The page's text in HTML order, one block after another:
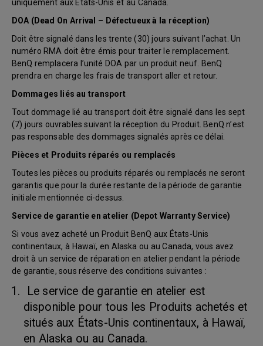
uniquement aux États-Unis et au Canada.
DOA (Dead On Arrival – Défectueux à la réception)
Doit être signalé dans les trente (30) jours suivant l’achat. Un
numéro RMA doit être émis pour traiter le remplacement.
BenQ remplacera l’unité DOA par un produit neuf. BenQ
prendra en charge les frais de transport aller et retour.
Dommages liés au transport
Tout dommage lié au transport doit être signalé dans les sept
(7) jours ouvrables suivant la réception du Produit. BenQ n’est
pas responsable des dommages signalés après ce délai.
Pièces et Produits réparés ou remplacés
Toutes les pièces ou produits réparés ou remplacés ne seront
garantis que pour la durée restante de la période de garantie
initiale mentionnée ci-dessus.
Service de garantie en atelier (Depot Warranty Service)
Si vous avez acheté un Produit BenQ aux États-Unis
continentaux, à Hawaï, en Alaska ou au Canada, vous avez
droit à un service de réparation en atelier pendant la période
de garantie, sous réserve des conditions suivantes :
Le service de garantie en atelier est
disponible pour tous les Produits achetés et
situés aux États-Unis continentaux, à Hawaï,
en Alaska ou au Canada.